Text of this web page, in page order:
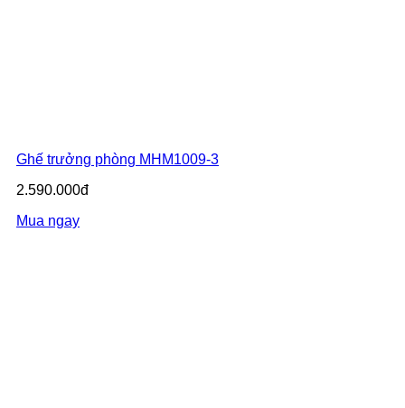
Ghế trưởng phòng MHM1009-3
2.590.000đ
Mua ngay